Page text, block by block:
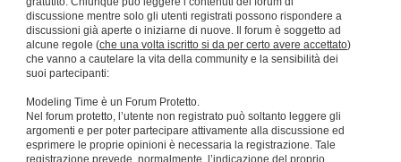
discussione mentre solo gli utenti registrati possono rispondere a
discussioni già aperte o iniziarne di nuove. Il forum è soggetto ad
alcune regole (che una volta iscritto si da per certo avere accettato)
che vanno a cautelare la vita della community e la sensibilità dei
suoi partecipanti:
Modeling Time è un Forum Protetto.
Nel forum protetto, l’utente non registrato può soltanto leggere gli
argomenti e per poter partecipare attivamente alla discussione ed
esprimere le proprie opinioni è necessaria la registrazione. Tale
registrazione prevede, normalmente, l’indicazione del proprio